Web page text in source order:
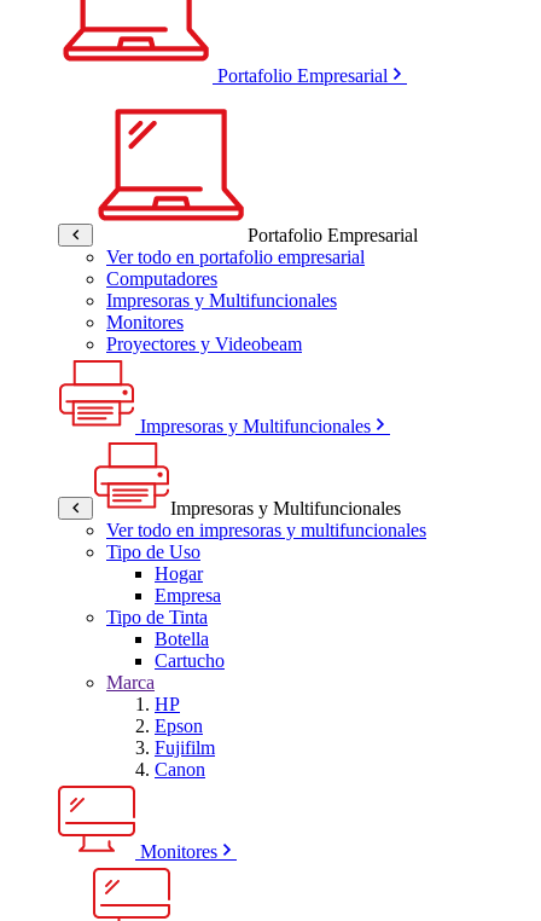
Portafolio Empresarial
Portafolio Empresarial
Ver todo en portafolio empresarial
Computadores
Impresoras y Multifuncionales
Monitores
Proyectores y Videobeam
Impresoras y Multifuncionales
Impresoras y Multifuncionales
Ver todo en impresoras y multifuncionales
Tipo de Uso
Hogar
Empresa
Tipo de Tinta
Botella
Cartucho
Marca
HP
Epson
Fujifilm
Canon
Monitores